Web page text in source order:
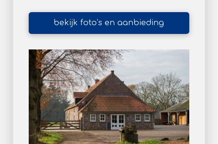
bekijk foto’s en aanbieding